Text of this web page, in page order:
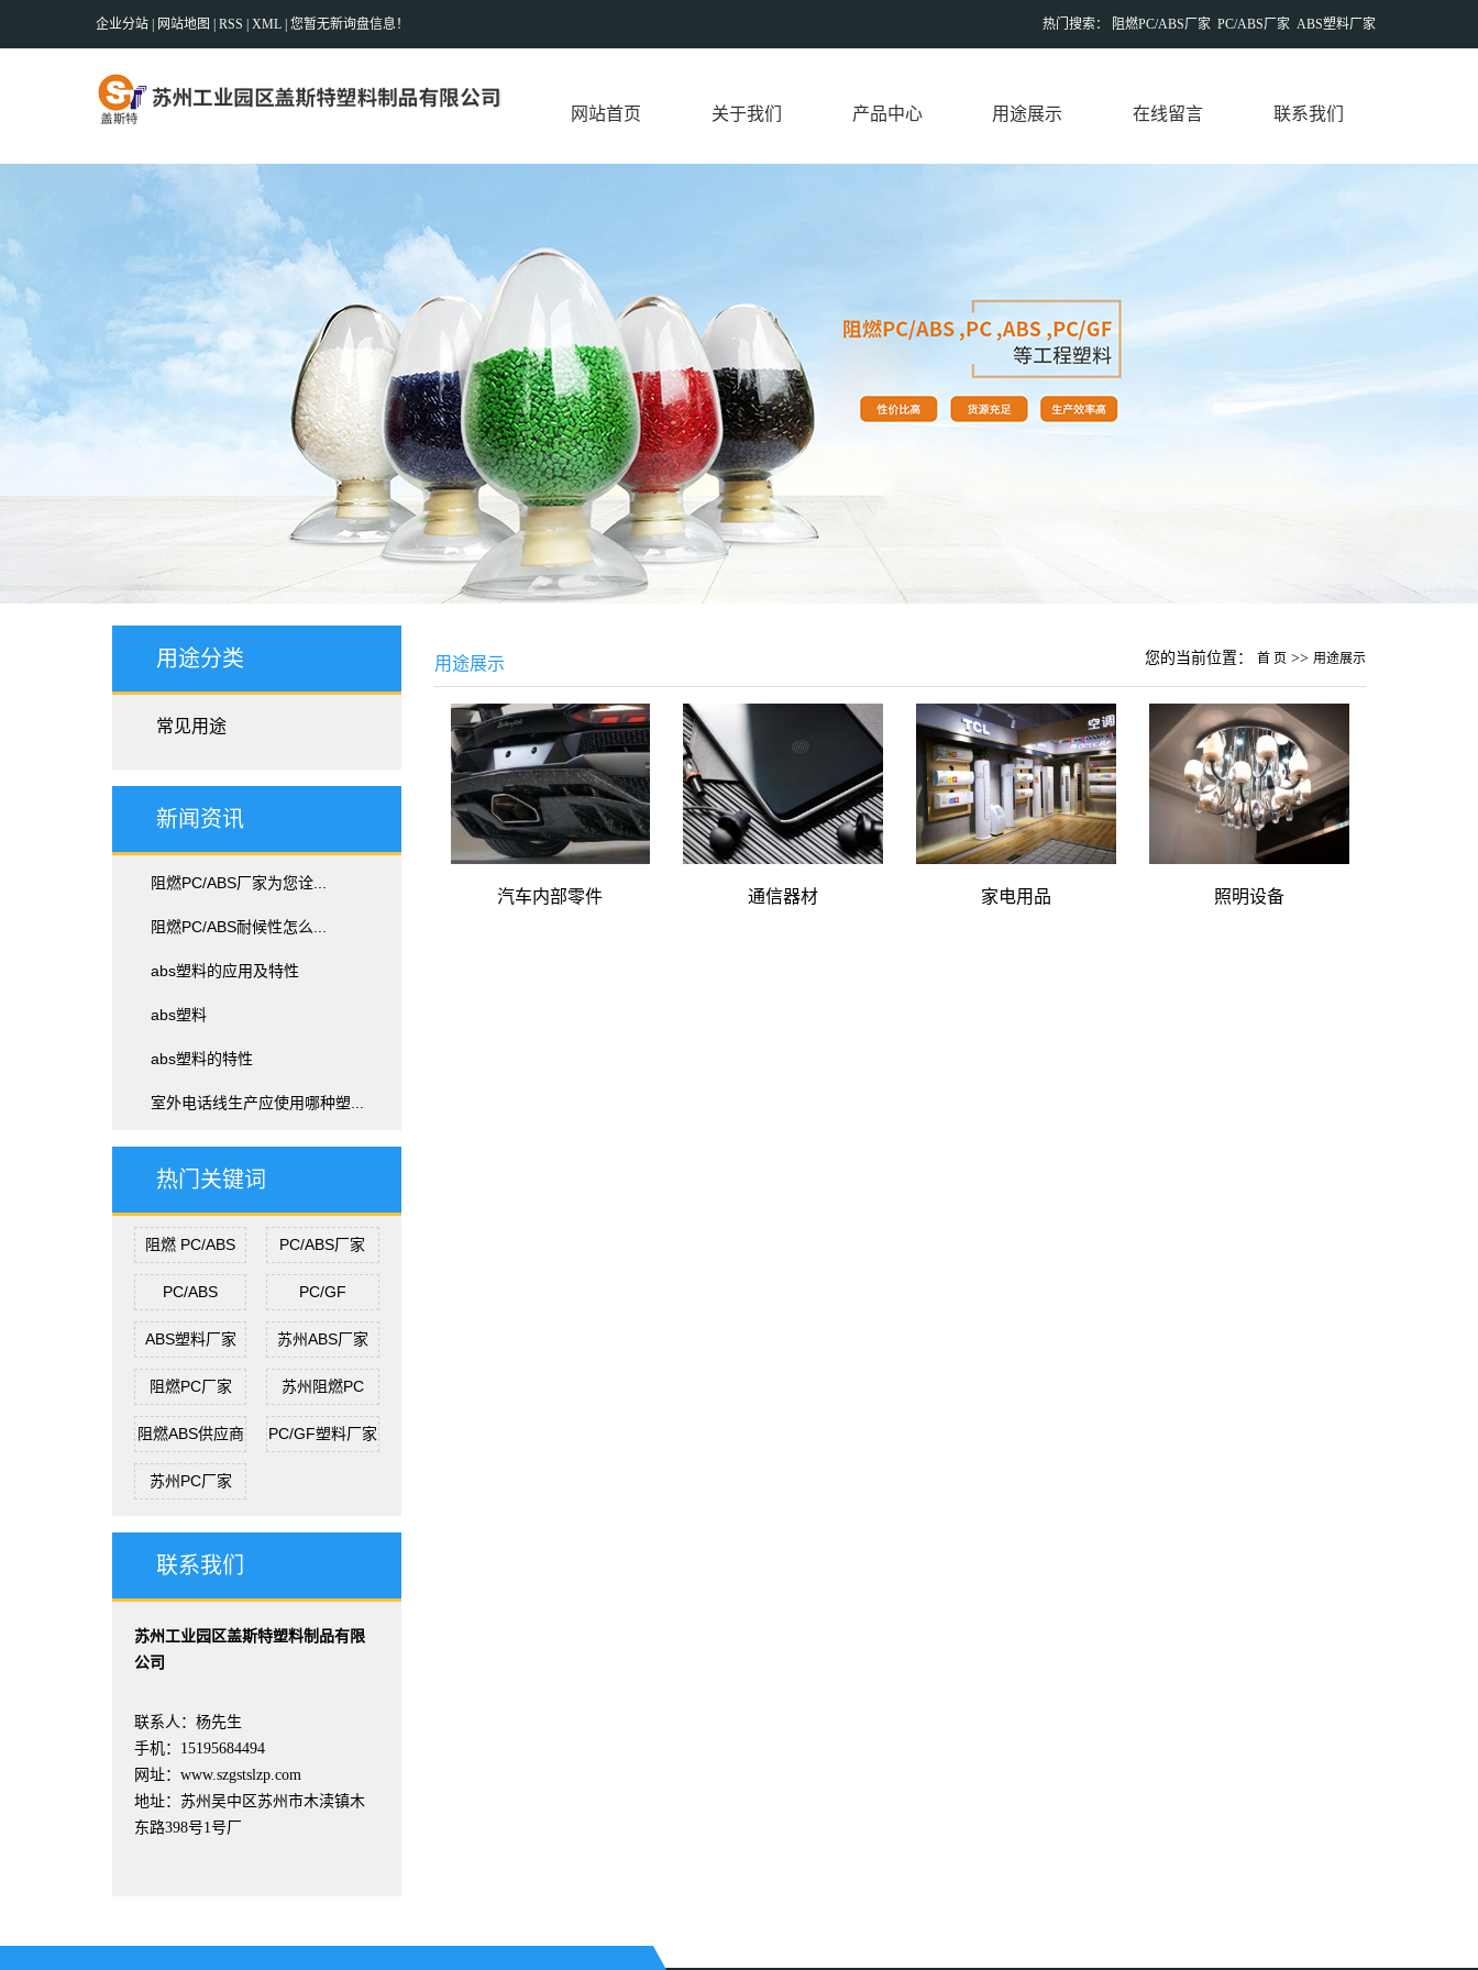
企业分站 网站地图 RSS XML 您暂无新询盘信息！ 热门搜索： 阻燃PC/ABS厂家 PC/ABS厂家 ABS塑料厂家
网站首页 关于我们
公司简介
产品中心
PC/ABS
用途展示
常见用途
在线留言 联系我们
用途分类
常见用途
新闻资讯
阻燃PC/ABS厂家为您诠...
阻燃PC/ABS耐候性怎么...
abs塑料的应用及特性
abs塑料
abs塑料的特性
室外电话线生产应使用哪种塑...
热门关键词
阻燃 PC/ABS PC/ABS厂家
PC/ABS PC/GF
ABS塑料厂家 苏州ABS厂家
阻燃PC厂家 苏州阻燃PC
阻燃ABS供应商 PC/GF塑料厂家
苏州PC厂家
联系我们
苏州工业园区盖斯特塑料制品有限
公司
联系人：杨先生
手机：15195684494
网址：www.szgstslzp.com
地址：苏州吴中区苏州市木渎镇木
东路398号1号厂
用途展示 您的当前位置： 首 页 >> 用途展示
汽车内部零件 通信器材 家电用品 照明设备